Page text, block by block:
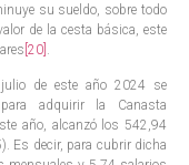
su sueldo, sobre todo
de la cesta básica, este
[20]
julio de este año 2024 se
adquirir la Canasta
año, alcanzó los 542,94
Es decir, para cubrir dicha